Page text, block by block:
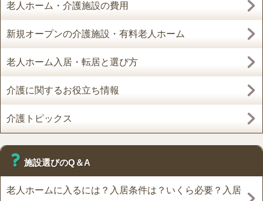
老人ホーム・介護施設の費用
新規オープンの介護施設・有料老人ホーム
老人ホーム入居・転居と選び方
介護に関するお役立ち情報
介護トピックス
施設選びのQ＆A
老人ホームに入るには？入居条件は？いくら必要？入居